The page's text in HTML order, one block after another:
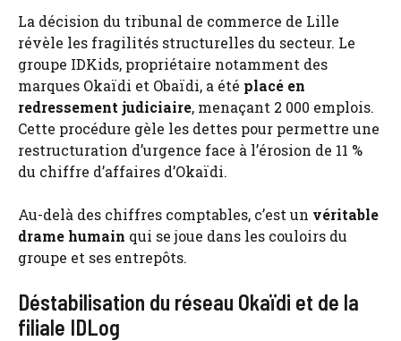
La décision du tribunal de commerce de Lille
révèle les fragilités structurelles du secteur. Le
groupe IDKids, propriétaire notamment des
marques Okaïdi et Obaïdi, a été placé en
redressement judiciaire, menaçant 2 000 emplois.
Cette procédure gèle les dettes pour permettre une
restructuration d’urgence face à l’érosion de 11 %
du chiffre d’affaires d’Okaïdi.
Au-delà des chiffres comptables, c’est un véritable
drame humain qui se joue dans les couloirs du
groupe et ses entrepôts.
Déstabilisation du réseau Okaïdi et de la
filiale IDLog